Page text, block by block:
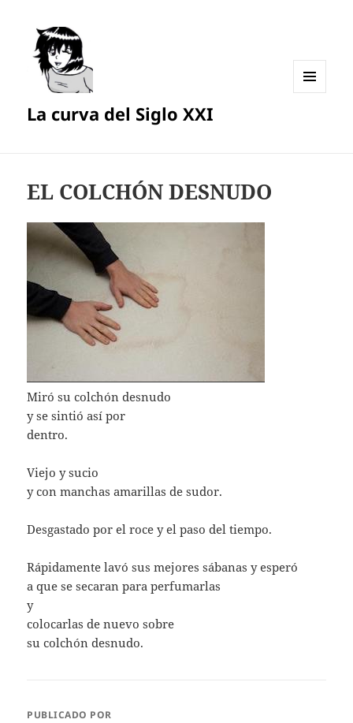
La curva del Siglo XXI
EL COLCHÓN DESNUDO
Miró su colchón desnudo
y se sintió así por
dentro.
Viejo y sucio
y con manchas amarillas de sudor.
Desgastado por el roce y el paso del tiempo.
Rápidamente lavó sus mejores sábanas y esperó
a que se secaran para perfumarlas
y
colocarlas de nuevo sobre
su colchón desnudo.
PUBLICADO POR